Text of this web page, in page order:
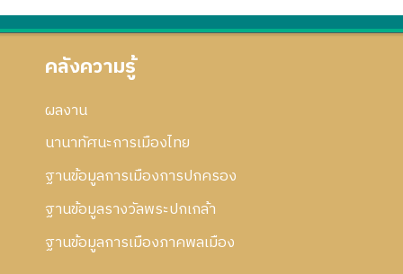
คลังความรู้
ผลงาน
นานาทัศนะการเมืองไทย
ฐานข้อมูลการเมืองการปกครอง
ฐานข้อมูลรางวัลพระปกเกล้า
ฐานข้อมูลการเมืองภาคพลเมือง